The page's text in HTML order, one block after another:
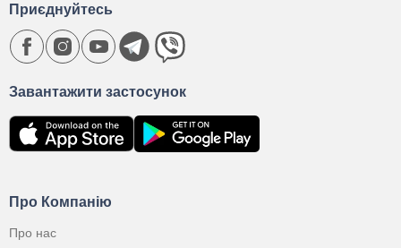
Про Компанію
Про нас
Завантажити застосунок
Приєднуйтесь